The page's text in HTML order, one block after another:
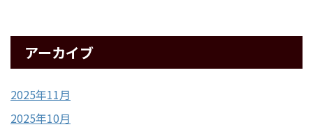
アーカイブ
2025年11月
2025年10月